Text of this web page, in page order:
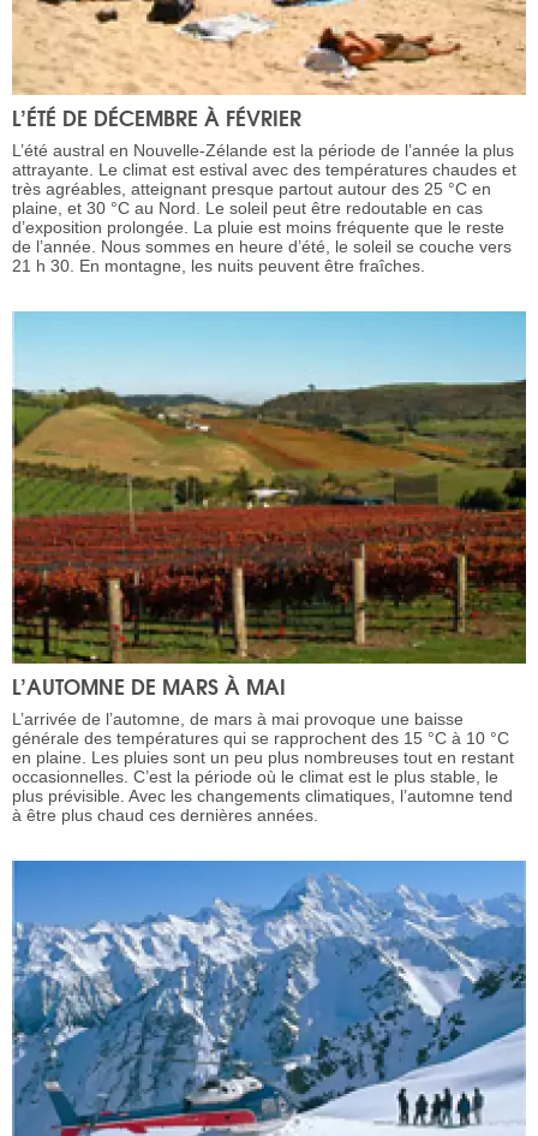
L’ÉTÉ DE DÉCEMBRE À FÉVRIER
L’été austral en Nouvelle-Zélande est la période de l’année la plus
attrayante. Le climat est estival avec des températures chaudes et
très agréables, atteignant presque partout autour des 25 °C en
plaine, et 30 °C au Nord. Le soleil peut être redoutable en cas
d’exposition prolongée. La pluie est moins fréquente que le reste
de l’année. Nous sommes en heure d’été, le soleil se couche vers
21 h 30. En montagne, les nuits peuvent être fraîches.
L’AUTOMNE DE MARS À MAI
L’arrivée de l’automne, de mars à mai provoque une baisse
générale des températures qui se rapprochent des 15 °C à 10 °C
en plaine. Les pluies sont un peu plus nombreuses tout en restant
occasionnelles. C’est la période où le climat est le plus stable, le
plus prévisible. Avec les changements climatiques, l’automne tend
à être plus chaud ces dernières années.